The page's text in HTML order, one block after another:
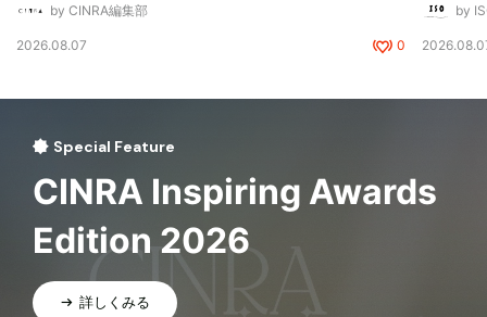
by CINRA編集部
2026.08.07 0
by
Special Feature
CINRA Inspiring Awards
Edition 2026
詳しくみる